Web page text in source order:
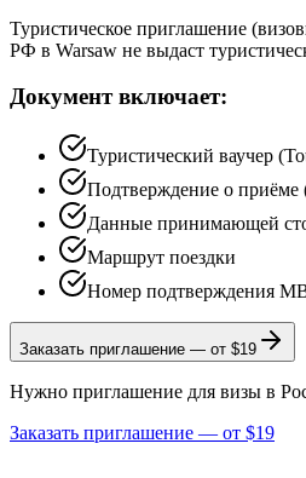
Туристическое приглашение
РФ в Warsaw не выдаст
Документ включает:
Туристический ваучер
Подтверждение о приёме
Данные принимающей
Маршрут поездки
Номер подтверждения
Заказать приглашение — от $19
Нужно приглашение для визы в
Заказать приглашение — от $19